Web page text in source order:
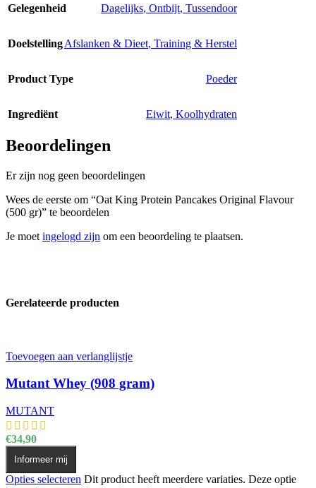
Gelegenheid Dagelijks, Ontbijt, Tussendoor
DoelstellingAfslanken & Dieet, Training & Herstel
Product Type Poeder
Ingrediënt Eiwit, Koolhydraten
Beoordelingen
Er zijn nog geen beoordelingen
Wees de eerste om “Oat King Protein Pancakes Original Flavour
(500 gr)” te beoordelen
Je moet ingelogd zijn om een beoordeling te plaatsen.
Gerelateerde producten
Toevoegen aan verlanglijstje
Mutant Whey (908 gram)
MUTANT
€34,90
Informeer mij
Opties selecteren Dit product heeft meerdere variaties. Deze optie